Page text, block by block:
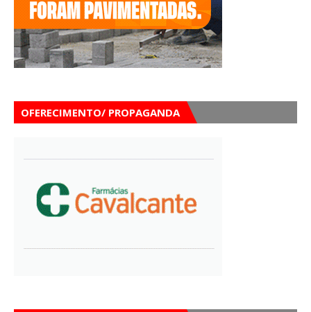
OFERECIMENTO/ PROPAGANDA